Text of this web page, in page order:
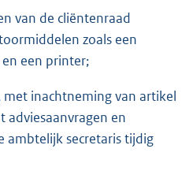
van de cliëntenraad
zoals een
een printer;
inachtneming van artikel
adviesaanvragen en
ambtelijk secretaris tijdig